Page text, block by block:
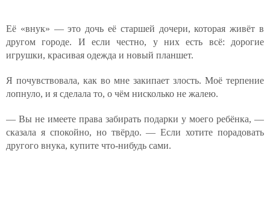
Её «внук» — это дочь её старшей дочери, которая живёт в
другом городе. И если честно, у них есть всё: дорогие
игрушки, красивая одежда и новый планшет.
Я почувствовала, как во мне закипает злость. Моё терпение
лопнуло, и я сделала то, о чём нисколько не жалею.
— Вы не имеете права забирать подарки у моего ребёнка, —
сказала я спокойно, но твёрдо. — Если хотите порадовать
другого внука, купите что-нибудь сами.